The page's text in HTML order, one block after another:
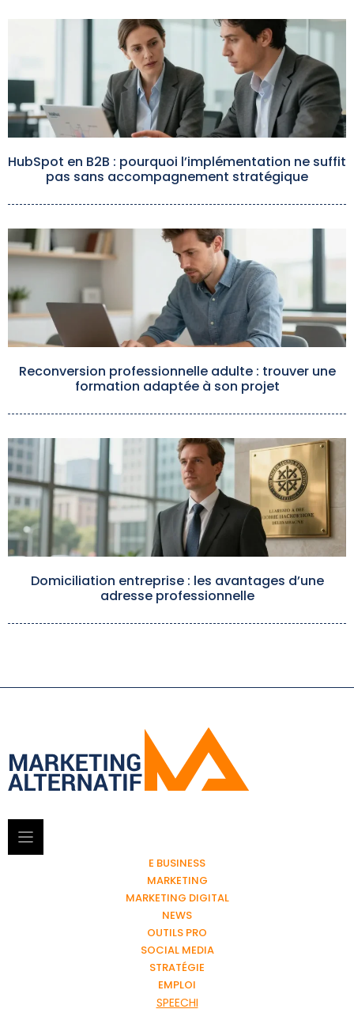
HubSpot en B2B : pourquoi l’implémentation ne suffit
pas sans accompagnement stratégique
Reconversion professionnelle adulte : trouver une
formation adaptée à son projet
Domiciliation entreprise : les avantages d’une
adresse professionnelle
E BUSINESS
MARKETING
MARKETING DIGITAL
NEWS
OUTILS PRO
SOCIAL MEDIA
STRATÉGIE
EMPLOI
SPEECHI